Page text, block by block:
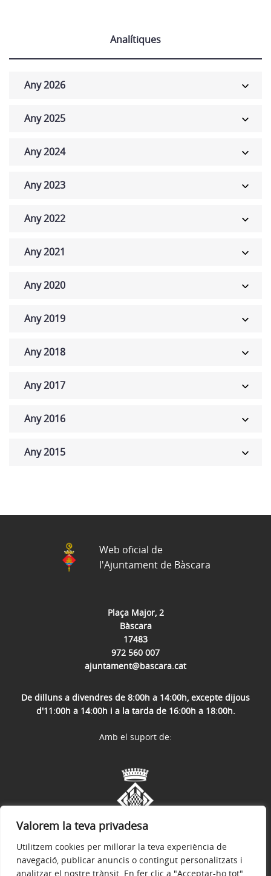
Valorem la teva privadesa
Utilitzem cookies per millorar la teva experiència de
navegació, publicar anuncis o contingut personalitzats i
analitzar el nostre trànsit. En fer clic a "Acceptar-ho tot",
Analítiques
Any 2026
Any 2025
Any 2024
Any 2023
Any 2022
Any 2021
Any 2020
Any 2019
Any 2018
Any 2017
Any 2016
Any 2015
Plaça Major, 2
Bàscara
17483
972 560 007
ajuntament@bascara.cat
De dilluns a divendres de 8:00h a 14:00h, excepte dijous
d'11:00h a 14:00h i a la tarda de 16:00h a 18:00h.
Web oficial de
l'Ajuntament de Bàscara
Amb el suport de: